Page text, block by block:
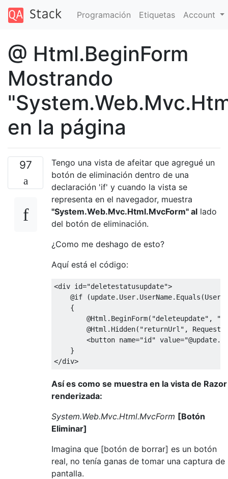
Programación Etiquetas Account
@ Html.BeginForm
Mostrando
en la página
97
Tengo una vista de afeitar que agregué un
botón de eliminación dentro de una
declaración 'if' y cuando la vista se
representa en el navegador, muestra
"System.Web.Mvc.Html.MvcForm" al lado
del botón de eliminación.
¿Como me deshago de esto?
Aquí está el código:
<div id="deletestatusupdate">
@if
(update. User. UserName. Equals (User
{
@Html . BeginForm( "deleteupdate" ,
@Html . Hidden( "returnUrl" , Request
<button name="id" value=
}
</div>
Así es como se muestra en la vista de Razor
renderizada:
System.Web.Mvc.Html.MvcForm [Botón
Eliminar]
Imagina que [botón de borrar] es un botón
real, no tenía ganas de tomar una captura de
pantalla.